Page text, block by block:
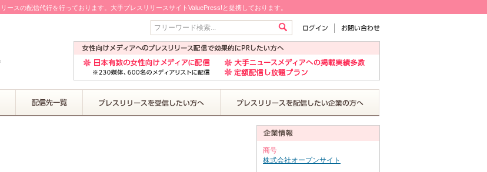
ースの配信代行を行っております。大手プレスリリースサイトValuePress!と提携しております。
フリーワード検索...
商号
株式会社オープンサイト